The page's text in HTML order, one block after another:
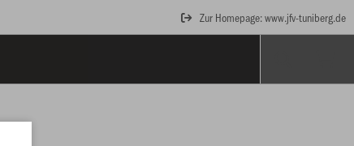
Zur Homepage: www.jfv-tuniberg.de